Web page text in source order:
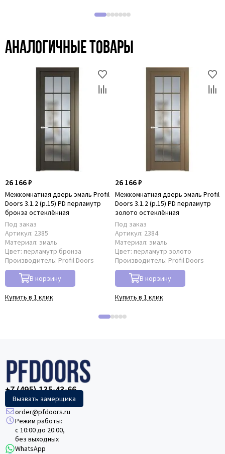
Аналогичные товары
26 166 ₽
Межкомнатная дверь эмаль Profil
Doors 3.1.2 (р.15) PD перламутр
бронза остеклённая
Под заказ
Артикул: 2385
Материал: эмаль
Цвет: перламутр бронза
Производитель: Profil Doors
В корзину
Купить в 1 клик
26 166 ₽
Межкомнатная дверь эмаль Profil
Doors 3.1.2 (р.15) PD перламутр
золото остеклённая
Под заказ
Артикул: 2384
Материал: эмаль
Цвет: перламутр золото
Производитель: Profil Doors
В корзину
Купить в 1 клик
+7 (495) 135-43-66
Вызвать замерщика
order@pfdoors.ru
Режим работы:
с 10:00 до 20:00,
без выходных
WhatsApp